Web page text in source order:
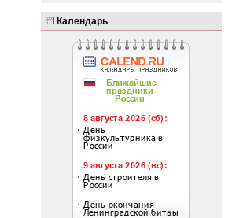
Календарь